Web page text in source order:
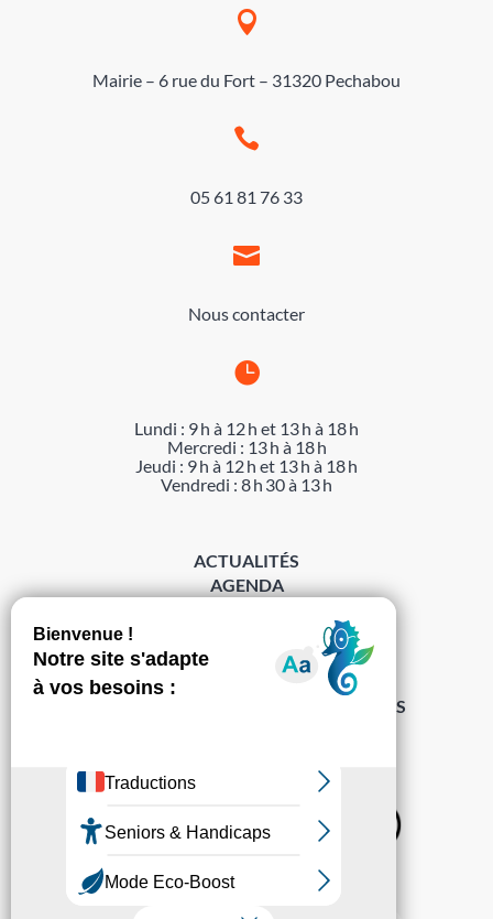

Mairie – 6 rue du Fort – 31320 Pechabou

05 61 81 76 33

Nous contacter

Lundi : 9 h à 12 h et 13 h à 18 h
Mercredi : 13 h à 18 h
Jeudi : 9 h à 12 h et 13 h à 18 h
Vendredi : 8 h 30 à 13 h
Sur les réseaux
ACTUALITÉS
AGENDA
MENTIONS LÉGALES
PROTECTION DES DONNÉES
POLITIQUE DE GESTION DES COOKIES